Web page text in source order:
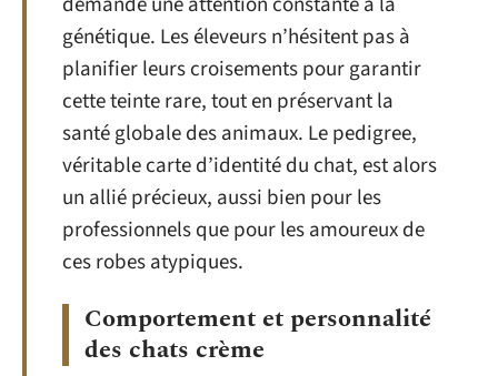
génétique. Les éleveurs n’hésitent pas à
planifier leurs croisements pour garantir
cette teinte rare, tout en préservant la
santé globale des animaux. Le pedigree,
véritable carte d’identité du chat, est alors
un allié précieux, aussi bien pour les
professionnels que pour les amoureux de
ces robes atypiques.
Comportement et personnalité
des chats crème